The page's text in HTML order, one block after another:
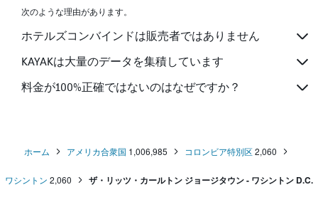
次のような理由があります。
ホテルズコンバインドは販売者ではありません
KAYAKは大量のデータを集積しています
料金が100%正確ではないのはなぜですか？
ホーム アメリカ合衆国 1,006,985 コロンビア特別区2,060
ワシントン 2,060 ザ・リッツ・カールトン ジョージタウン - ワシントン D.C.